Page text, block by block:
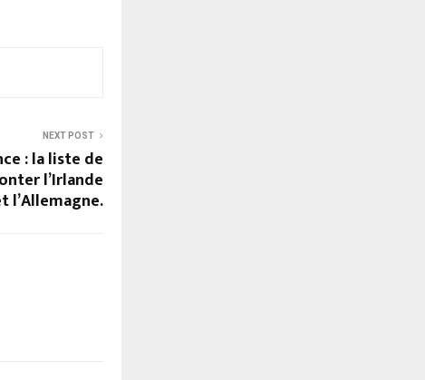
NEXT POST
: la liste de
l’Irlande
l’Allemagne.